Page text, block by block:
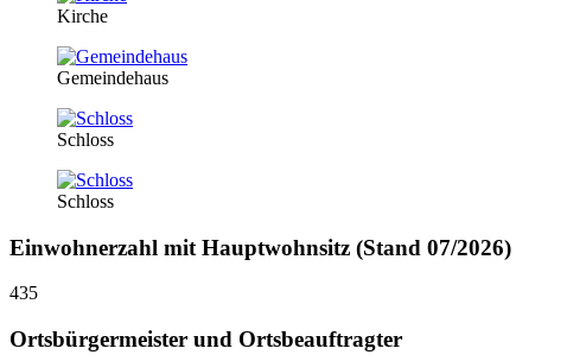
Kirche
Gemeindehaus
Schloss
Schloss
Einwohnerzahl mit Hauptwohnsitz (Stand 07/2026)
435
Ortsbürgermeister und Ortsbeauftragter